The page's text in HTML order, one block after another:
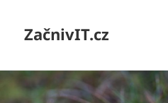
ZačnivIT.cz